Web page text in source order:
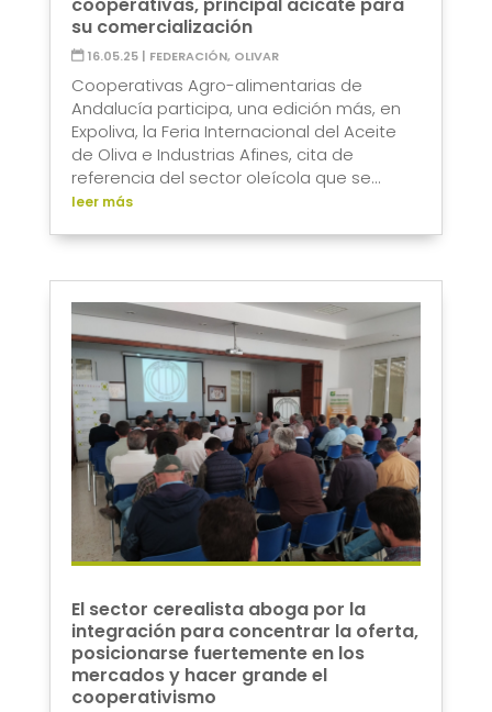
su comercialización
16.05.25| FEDERACIÓN, OLIVAR
Cooperativas Agro-alimentarias de
Andalucía participa, una edición más, en
Expoliva, la Feria Internacional del Aceite
de Oliva e Industrias Afines, cita de
referencia del sector oleícola que se...
leer más
El sector cerealista aboga por la
integración para concentrar la oferta,
posicionarse fuertemente en los
mercados y hacer grande el
cooperativismo